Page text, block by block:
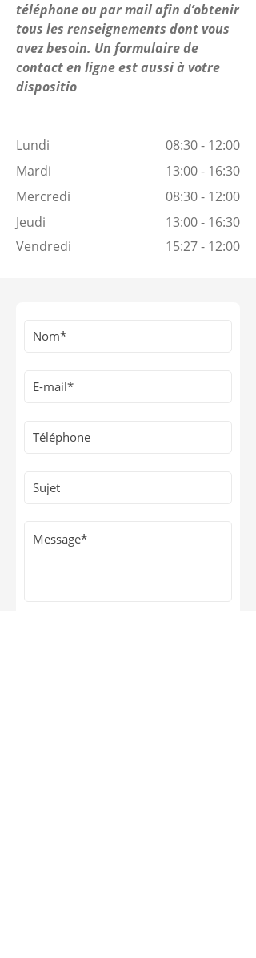
téléphone ou par mail afin d’obtenir
tous les renseignements dont vous
avez besoin. Un formulaire de
contact en ligne est aussi à votre
dispositio
Lundi
08:30 - 12:00
Mardi
13:00 - 16:30
Mercredi
08:30 - 12:00
Jeudi
13:00 - 16:30
Vendredi
15:27 - 12:00